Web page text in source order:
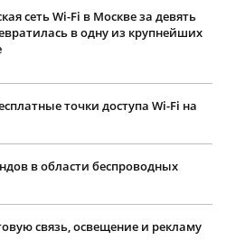
сеть Wi-Fi в Москве за девять
в одну из крупнейших
точки доступа Wi-Fi на
в области беспроводных
связь, освещение и рекламу